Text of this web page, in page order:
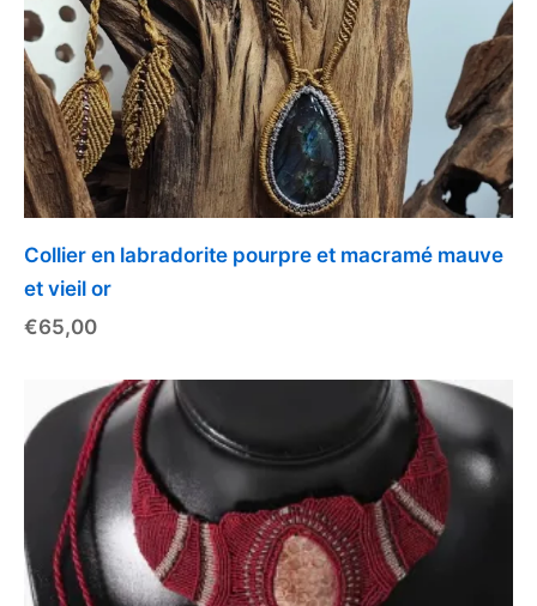
Collier en labradorite pourpre et macramé mauve
et vieil or
€65,00